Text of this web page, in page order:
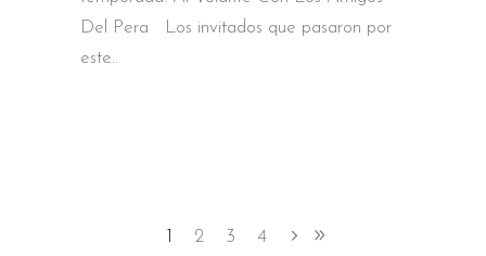
Del Pera Los invitados que pasaron por
este
2 3 4